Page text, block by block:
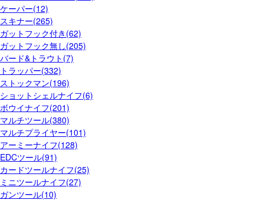
ケーパー(12)
スキナー(265)
ガットフック付き(62)
ガットフック無し(205)
バード&トラウト(7)
トラッパー(332)
ストックマン(196)
ショットシェルナイフ(6)
ボウイナイフ(201)
マルチツール(380)
マルチプライヤー(101)
アーミーナイフ(128)
EDCツール(91)
カードツールナイフ(25)
ミニツールナイフ(27)
ガンツール(10)